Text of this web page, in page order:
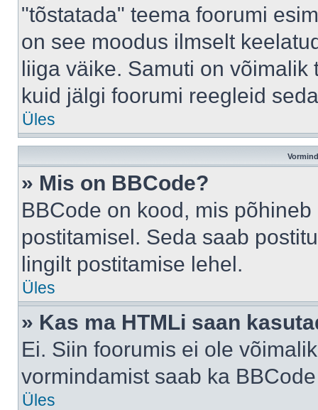
"tõstatada" teema foorumi
on see moodus ilmselt
liiga väike. Samuti on
kuid jälgi foorumi reegleid
Üles
» Mis on BBCode?
BBCode on kood, mis
postitamisel. Seda saab
lingilt postitamise lehel.
Üles
» Kas ma HTMLi saan
Ei. Siin foorumis ei ole
vormindamist saab ka
Üles